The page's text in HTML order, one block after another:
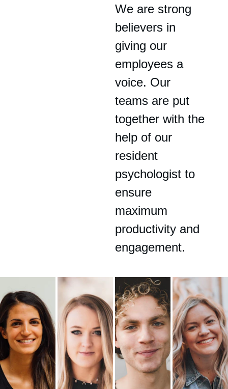
We are strong
believers in
giving our
employees a
voice. Our
teams are put
together with the
help of our
resident
psychologist to
ensure
maximum
productivity and
engagement.